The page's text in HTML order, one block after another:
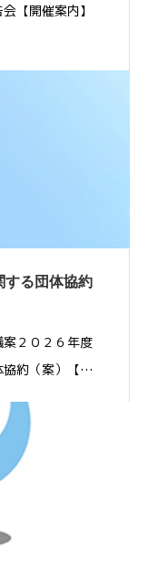
【開催案内】
する団体協約
２０２６年度
協約（案）【…